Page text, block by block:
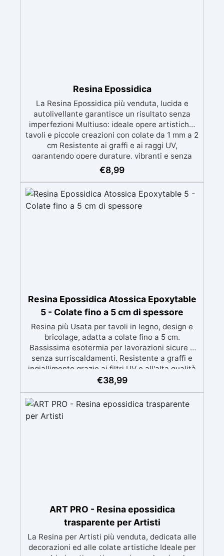
Resina Epossidica
La Resina Epossidica più venduta, lucida e
autolivellante garantisce un risultato senza
imperfezioni Multiuso: ideale opere artistiche,
tavoli e piccole creazioni con colate da 1 mm a 2
cm Resistente ai graffi e ai raggi UV,
garantendo opere durature, vibranti e senza
ingiallimenti nel tempo Bassa viscosità e
formula anti-bolle per risultati impeccabili,
Certificata Atossica post catalisi per contatto
con la pelle, BPA free e VoC Free
€8,99
Resina Epossidica Atossica Epoxytable
5 - Colate fino a 5 cm di spessore
Resina più Usata per tavoli in legno, design e
bricolage, adatta a colate fino a 5 cm.
Bassissima esotermia per lavorazioni sicure e
senza surriscaldamenti. Resistente a graffi e
ingiallimento grazie ai filtri UV e all'alta qualità
meccanica. Bassa viscosità per eliminare bolle
BPA/VOC free e certificata per il contatto
prolungato con la pelle.
€38,99
ART PRO - Resina epossidica
trasparente per Artisti
La Resina per Artisti più venduta, dedicata alle
decorazioni ed alle colate artistiche Ideale per